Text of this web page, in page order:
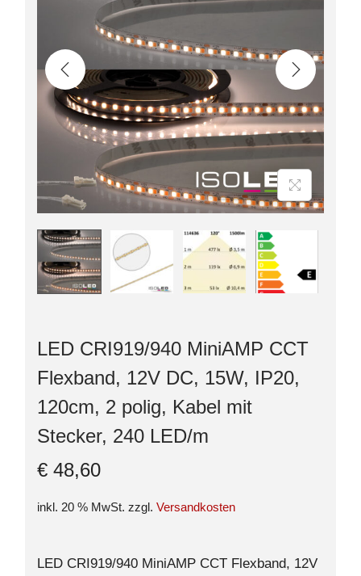
LED CRI919/940 MiniAMP CCT
Flexband, 12V DC, 15W, IP20,
120cm, 2 polig, Kabel mit
Stecker, 240 LED/m
€ 48,60
inkl. 20 % MwSt. zzgl. Versandkosten
LED CRI919/940 MiniAMP CCT Flexband, 12V